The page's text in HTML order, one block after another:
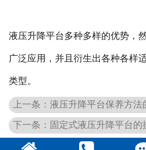
液压升降平台多种多样的优势，
广泛应用，并且衍生出各种各样
类型。
上一条：液压升降平台保养方法
下一条：固定式液压升降平台的